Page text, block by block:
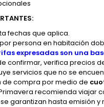
fechas que aplica.
persona en habitación
expresadas son una
confirmar, verifica precios
servicios que no se
de compra por medio de
recomienda viajar
garantizan hasta emisión